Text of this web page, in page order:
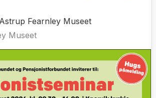
Fearnley Museet
Museet